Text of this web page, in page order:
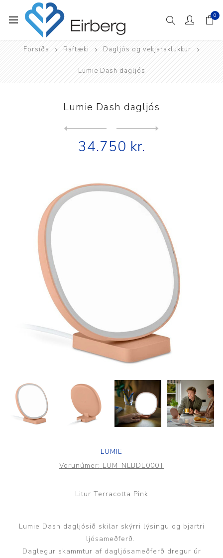
0
Forsíða Raftæki Dagljós og vekjaraklukkur
Lumie Dash dagljós
Lumie Dash dagljós
34.750 kr.
LUMIE
Vörunúmer: LUM-NLBDE000T
Litur Terracotta Pink
Lumie Dash dagljósið skilar skýrri lýsingu og bjartri
ljósameðferð.
Daglegur skammtur af dagljósameðferð dregur úr